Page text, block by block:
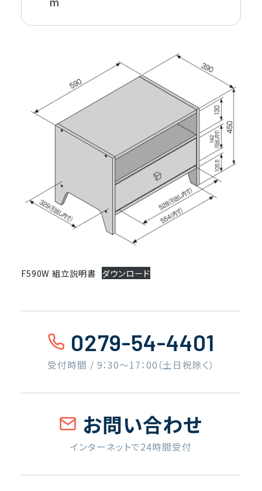
F590W 組立説明書 ダウンロード
0279-54-4401
受付時間 / 9：30〜17：00（土日祝除く）
お問い合わせ
インターネットで24時間受付